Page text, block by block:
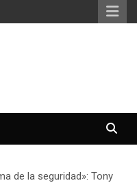
de la seguridad»: Tony